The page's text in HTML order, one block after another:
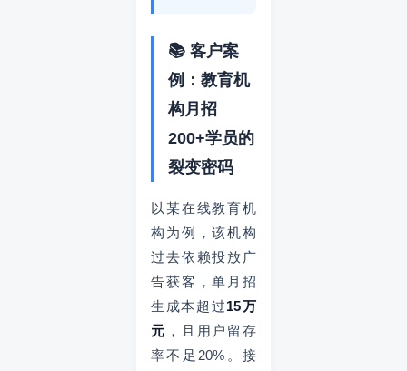
📚 客户案
例：教育机
构月招
200+学员的
裂变密码
以某在线教育机
构为例，该机构
过去依赖投放广
告获客，单月招
生成本超过15万
元 ，且用户留存
率不足20%。接